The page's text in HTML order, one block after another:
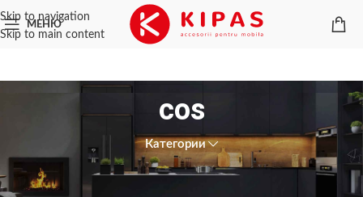
Skip to navigation
Skip to main content
МЕНЮ
cos
Категории
Главная Товары с меткой «cos»